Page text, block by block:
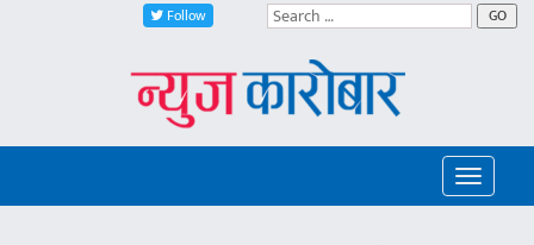
Follow GO
Toggle